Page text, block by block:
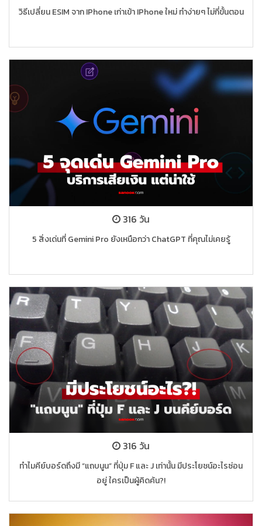
วิธีเปลี่ยน ESIM จาก IPhone เก่าเข้า IPhone ใหม่ ทำง่ายๆ ไม่กี่ขั้นตอน
316 วัน
5 สิ่งเด่นที่ Gemini Pro ยังเหนือกว่า ChatGPT ที่คุณไม่เคยรู้
316 วัน
ทำไมคีย์บอร์ดถึงมี “แถบนูน” ที่ปุ่ม F และ J เท่านั้น มีประโยชน์อะไรซ่อน
อยู่ ใครเป็นผู้คิดค้น?!